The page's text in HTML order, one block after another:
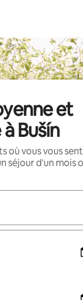
et
Bušín
où vous vous
séjour d'un mois
utilisez les